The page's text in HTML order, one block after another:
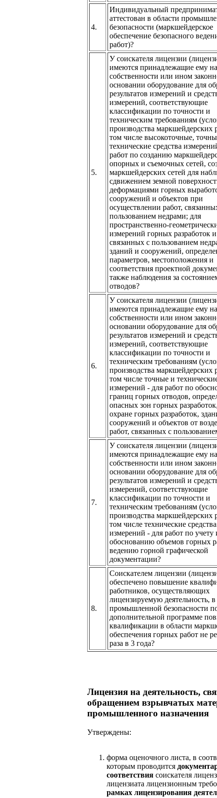
4.
Индивидуальный
аттестован в области
безопасности (маркшейдерское
обеспечение безопасного
работ)?
5.
У соискателя лицензии
имеются принадлежащие ему
собственности или ином
основании оборудование для
результатов измерений и
измерений, соответствующие
классификации по точности и
техническим требованиям
производства маркшейдерских
том числе высокоточные,
технические средства
работ по созданию
опорных и съемочных сетей,
маркшейдерских сетей для
сдвижением земной
деформациями горных
сооружений и объектов при
осуществлении работ,
пользованием недрами; для
пространственно-
измерений горных разработок
связанных с пользованием
зданий и сооружений,
параметров, местоположения и
соответствия проектной
также наблюдения за
отводов?
6.
У соискателя лицензии
имеются принадлежащие ему
собственности или ином
основании оборудование для
результатов измерений и
измерений, соответствующие
классификации по точности и
техническим требованиям
производства маркшейдерских
том числе точные и
измерений - для работ по
границ горных отводов,
опасных зон горных
охране горных разработок,
сооружений и объектов от
работ, связанных с
7.
У соискателя лицензии
имеются принадлежащие ему
собственности или ином
основании оборудование для
результатов измерений и
измерений, соответствующие
классификации по точности и
техническим требованиям
производства маркшейдерских
том числе технические средства
измерений - для работ по учету
обоснованию объемов горных
ведению горной графической
документации?
8.
Соискателем лицензии
обеспечено повышение
работников, осуществляющих
лицензируемую деятельность, в
промышленной безопасности
дополнительной программе
квалификации в области
обеспечения горных работ не
раза в 3 года?
Лицензия на деятельность,
обращением взрывчатых
промышленного назначения
Утверждены:
форма оценочного листа, в
которым проводится
соответствия соискателя
лицензиата лицензионным
рамках лицензирования